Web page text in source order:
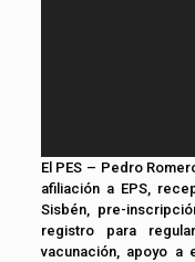
El PES – Pedro
afiliación a EPS,
Sisbén, pre-
registro para
vacunación, apoyo a